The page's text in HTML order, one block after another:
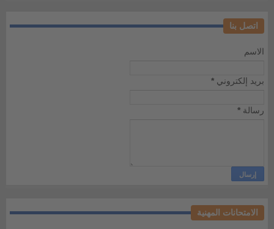
اتصل بنا
الاسم
بريد إلكتروني *
رسالة *
الامتحانات المهنية